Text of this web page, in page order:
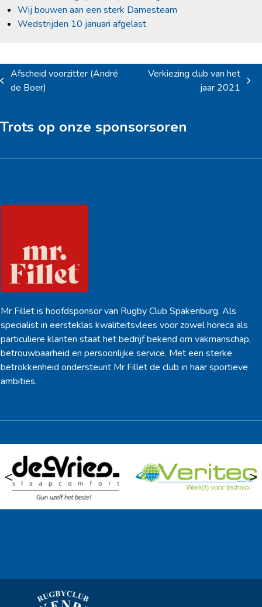
Wij bouwen aan een sterk Damesteam
Wedstrijden 10 januari afgelast
previous
Afscheid voorzitter (André
de Boer)
Verkiezing club van het
jaar 2021
Trots op onze sponsorsoren
Mr Fillet is hoofdsponsor van Rugby Club Spakenburg. Als
specialist in eersteklas kwaliteitsvlees voor zowel horeca als
particuliere klanten staat het bedrijf bekend om vakmanschap,
betrouwbaarheid en persoonlijke service. Met een sterke
betrokkenheid ondersteunt Mr Fillet de club in haar sportieve
ambities.
< >